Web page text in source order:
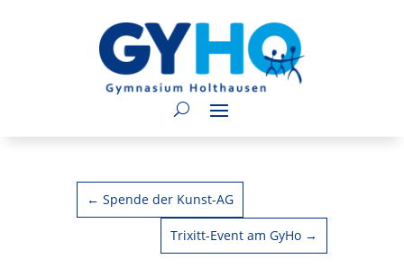
← Spende der Kunst-AG
Trixitt-Event am GyHo →